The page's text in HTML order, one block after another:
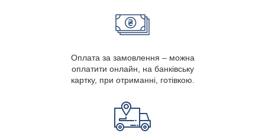
Оплата за замовлення – можна
оплатити онлайн, на банківську
картку, при отриманні, готівкою.